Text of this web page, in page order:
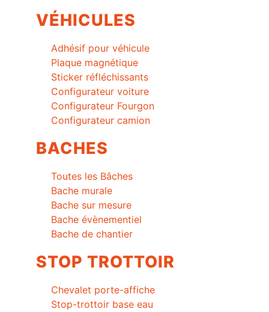
VÉHICULES
Adhésif pour véhicule
Plaque magnétique
Sticker réfléchissants
Configurateur voiture
Configurateur Fourgon
Configurateur camion
BACHES
Toutes les Bâches
Bache murale
Bache sur mesure
Bache évènementiel
Bache de chantier
STOP TROTTOIR
Chevalet porte-affiche
Stop-trottoir base eau